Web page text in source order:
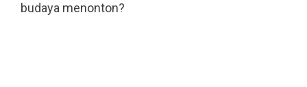
budaya menonton?